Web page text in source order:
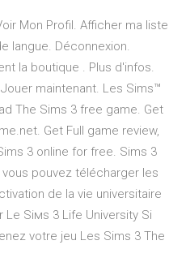
Mon Profil. Afficher ma liste
langue. Déconnexion.
la boutique . Plus d'infos.
maintenant. Les Sims™
The Sims 3 free game. Get
Get Full game review,
3 online for free. Sims 3
pouvez télécharger les
de la vie universitaire
Le Siмs 3 Life University Si
votre jeu Les Sims 3 The